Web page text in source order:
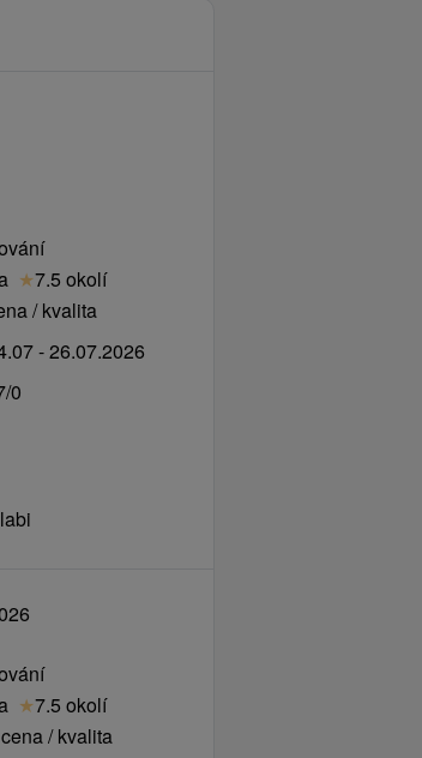
★7.5 okolí
/ kvalita
- 26.07.2026
0
★7.5 okolí
/ kvalita